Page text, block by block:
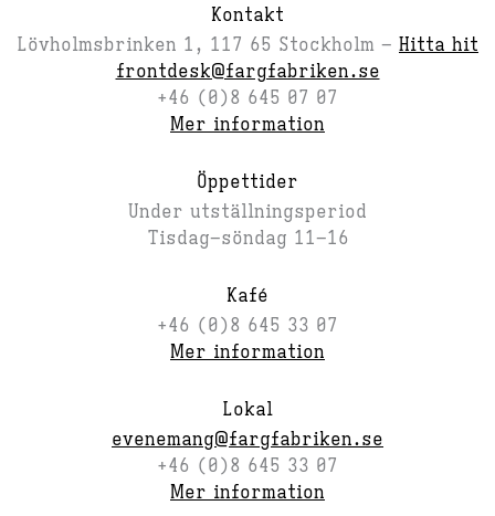
Kontakt
Lövholmsbrinken 1, 117 65 Stockholm – Hitta hit
frontdesk@fargfabriken.se
+46 (0)8 645 07 07
Mer information
Öppettider
Under utställningsperiod
Tisdag–söndag 11–16
Kafé
+46 (0)8 645 33 07
Mer information
Lokal
evenemang@fargfabriken.se
+46 (0)8 645 33 07
Mer information